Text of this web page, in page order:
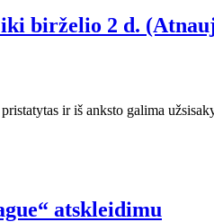
iki birželio 2 d.
ir iš anksto galima
atskleidimu